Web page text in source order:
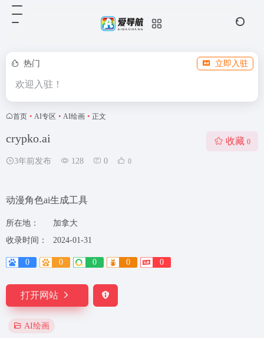
热门 立即入驻
欢迎入驻！
首页 • AI专区 • AI绘画 • 正文
crypko.ai
3年前发布 128 0 0
收藏 0
动漫角色ai生成工具
所在地：
加拿大
收录时间：
2024-01-31
0 0 0 0 0
打开网站
AI绘画